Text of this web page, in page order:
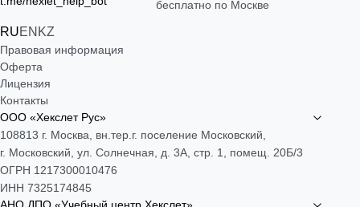
RUEN KZ
бесплатно по Москве
Правовая информация
Оферта
Лицензия
Контакты
ООО «Хекслет Рус»
108813 г. Москва, вн.тер.г. поселение Московский,
г. Московский, ул. Солнечная, д. 3А, стр. 1, помещ. 20Б/3
ОГРН 1217300010476
ИНН 7325174845